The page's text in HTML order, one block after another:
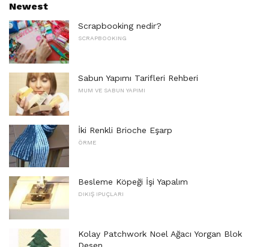
Newest
Scrapbooking nedir?
SCRAPBOOKING
Sabun Yapımı Tarifleri Rehberi
MUM VE SABUN YAPIMI
İki Renkli Brioche Eşarp
ÖRME
Besleme Köpeği İşi Yapalım
DIKIŞ IPUÇLARI
Kolay Patchwork Noel Ağacı Yorgan Blok